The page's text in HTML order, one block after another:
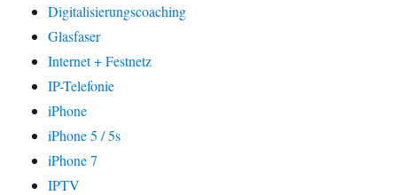
Digitalisierungscoaching
Glasfaser
Internet + Festnetz
IP-Telefonie
iPhone
iPhone 5 / 5s
iPhone 7
IPTV